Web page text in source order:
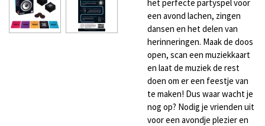
het perfecte partyspel voor
een avond lachen, zingen
dansen en het delen van
herinneringen. Maak de doos
open, scan een muziekkaart
en laat de muziek de rest
doen om er een feestje van
te maken! Dus waar wacht je
nog op? Nodig je vrienden uit
voor een avondje plezier en